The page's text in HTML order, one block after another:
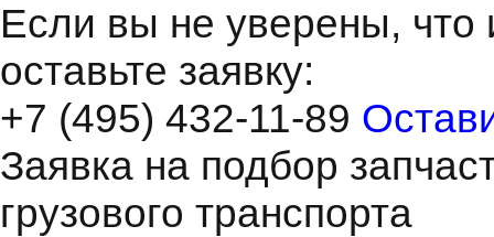
Если вы не уверены, что
оставьте заявку:
+7 (495) 432-11-89
Заявка на подбор
грузового транспорта